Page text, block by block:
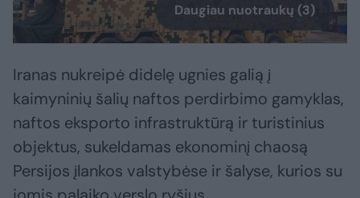
Daugiau nuotraukų (3)
Iranas nukreipė didelę ugnies galią į
kaimyninių šalių naftos perdirbimo gamyklas,
naftos eksporto infrastruktūrą ir turistinius
objektus, sukeldamas ekonominį chaosą
Persijos įlankos valstybėse ir šalyse, kurios su